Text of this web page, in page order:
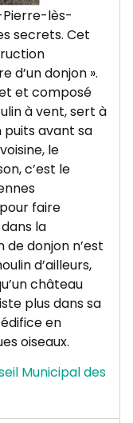
Pierre-lès-
secrets. Cet
d’un donjon ».
et composé
à vent, sert à
puits avant sa
le
c’est le
faire
la
donjon n’est
d’ailleurs,
château
plus dans sa
en
oiseaux.
Municipal des